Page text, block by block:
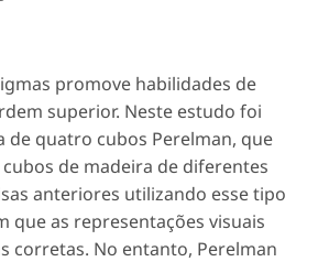
promove habilidades de
superior. Neste estudo foi
de quatro cubos Perelman, que
de madeira de diferentes
anteriores utilizando esse tipo
que as representações visuais
corretas. No entanto, Perelman